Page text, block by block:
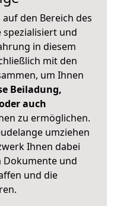
den Bereich des
spezialisiert und
in diesem
mit den
um Ihnen
Beiladung,
auch
zu ermöglichen.
umziehen
Ihnen dabei
Dokumente und
und die